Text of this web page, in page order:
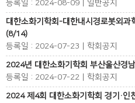
등록일 : 2024-08-09 | 일반공지
대한소화기학회-대한내시경로봇외
(8/14)
등록일 : 2024-07-23 | 학회공지
2024년 대한소화기학회 부산울산경
등록일 : 2024-07-22 | 학회공지
2024 제4회 대한소화기학회 경기·인